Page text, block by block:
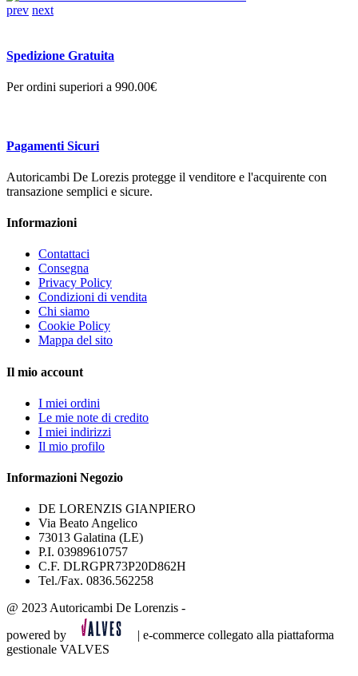
prev next
Spedizione Gratuita
Per ordini superiori a 990.00€
Pagamenti Sicuri
Autoricambi De Lorezis protegge il venditore e l'acquirente con
transazione semplici e sicure.
Informazioni
Contattaci
Consegna
Privacy Policy
Condizioni di vendita
Chi siamo
Cookie Policy
Mappa del sito
Il mio account
I miei ordini
Le mie note di credito
I miei indirizzi
Il mio profilo
Informazioni Negozio
DE LORENZIS GIANPIERO
Via Beato Angelico
73013 Galatina (LE)
P.I. 03989610757
C.F. DLRGPR73P20D862H
Tel./Fax. 0836.562258
@ 2023 Autoricambi De Lorenzis -
powered by
| e-commerce collegato alla piattaforma
gestionale VALVES